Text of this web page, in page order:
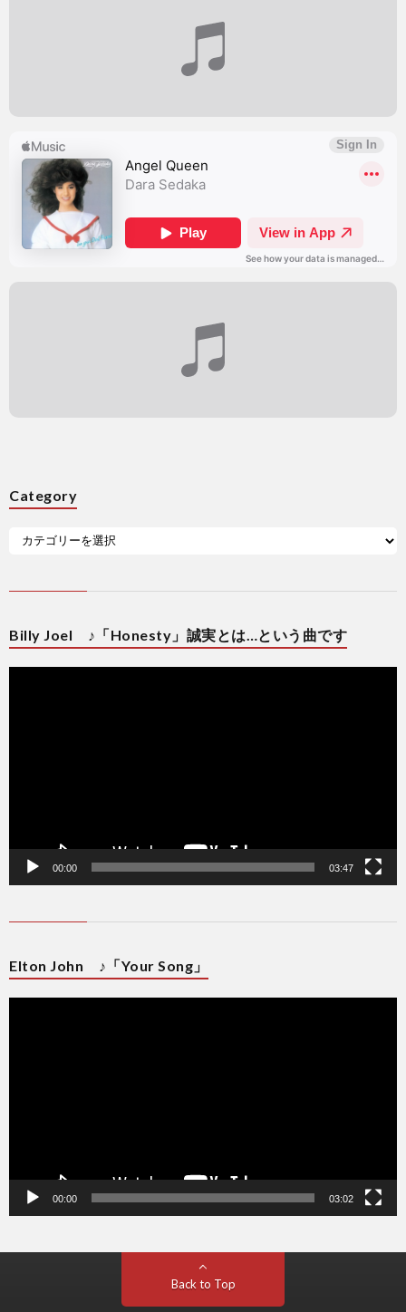
Category
Billy Joel ♪「Honesty」誠実とは…という曲です
動
00:00 03:47
Elton John ♪「Your Song」
動
00:00 03:02
Back to Top